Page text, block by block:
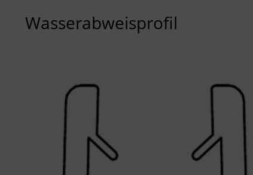
Wasserabweisprofil